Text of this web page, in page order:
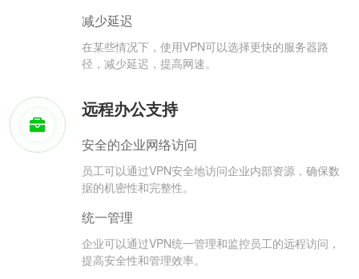
减少延迟
在某些情况下，使用VPN可以选择更快的服务器路
径，减少延迟，提高网速。
远程办公支持
安全的企业网络访问
员工可以通过VPN安全地访问企业内部资源，确保数
据的机密性和完整性。
统一管理
企业可以通过VPN统一管理和监控员工的远程访问，
提高安全性和管理效率。